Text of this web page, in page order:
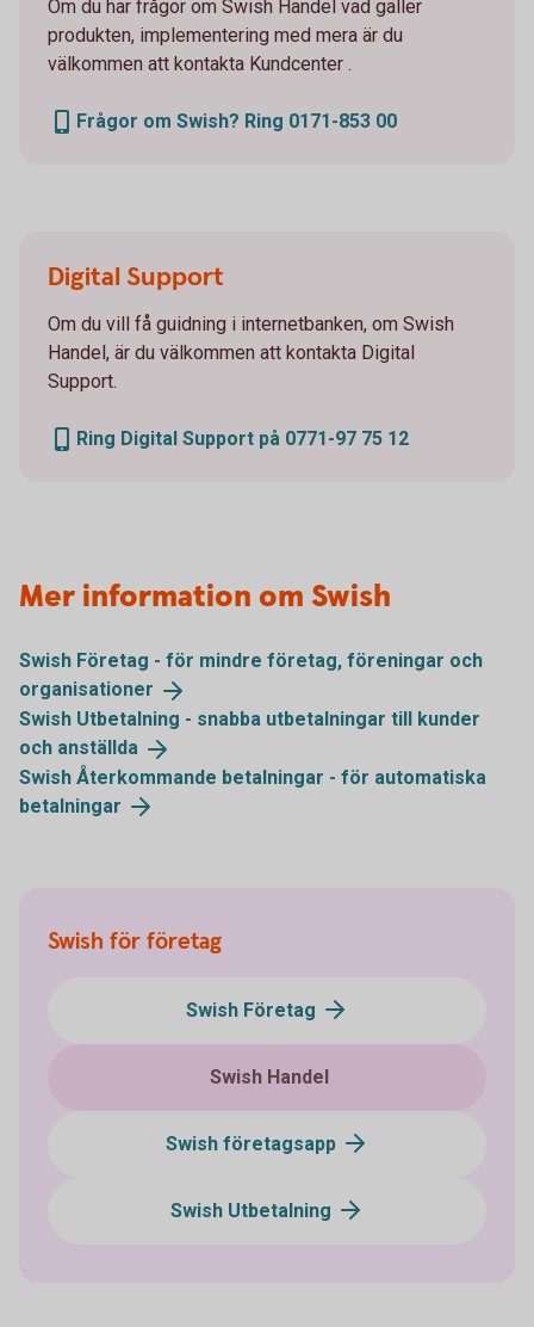
Om du har frågor om Swish Handel vad gäller
produkten, implementering med mera är du
välkommen att kontakta Kundcenter .
Frågor om Swish? Ring 0171-853 00
Digital Support
Om du vill få guidning i internetbanken, om Swish
Handel, är du välkommen att kontakta Digital
Support.
Ring Digital Support på 0771-97 75 12
Mer information om Swish
Swish Företag - för mindre företag, föreningar och
organisationer
Swish Utbetalning - snabba utbetalningar till kunder
och anställda
Swish Återkommande betalningar - för automatiska
betalningar
Swish för företag
Swish Företag
Swish Handel
Swish företagsapp
Swish Utbetalning